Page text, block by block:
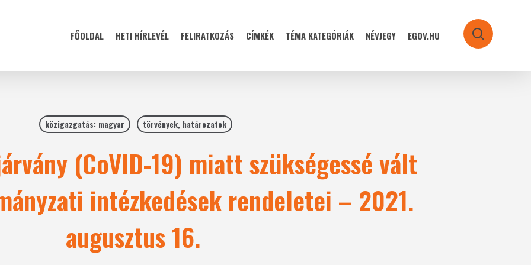
FŐOLDAL HETI HÍRLEVÉL FELIRATKOZÁS CÍMKÉK TÉMA KATEGÓRIÁK NÉVJEGY EGOV.HU search
közigazgatás: magyar törvények, határozatok
(CoVID-19) miatt szükségessé vált
intézkedések rendeletei – 2021.
augusztus 16.